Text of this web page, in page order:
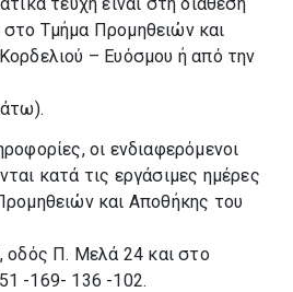
Τμήμα Προμηθειών και
– Ευόσμου ή από την
οι ενδιαφερόμενοι
κατά τις εργάσιμες ημέρες
και Αποθήκης του
οδός Π. Μελά 24 και στο
-169- 136 -102.